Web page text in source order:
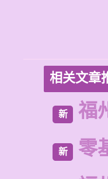
相关文章
新 福
新
零